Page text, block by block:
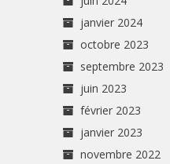
janvier 2024
octobre 2023
septembre 2023
juin 2023
février 2023
janvier 2023
novembre 2022